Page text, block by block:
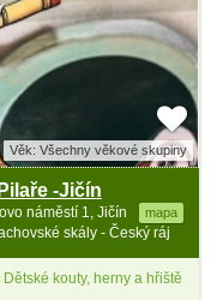
Věk: Všechny věkové skupiny
-Jičín
náměstí 1, Jičín mapa
skály - Český ráj
kouty, herny a hřiště